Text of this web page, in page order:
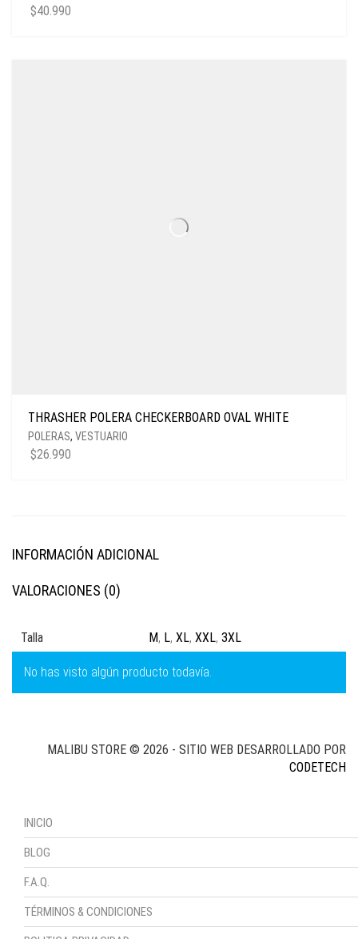
$40.990
THRASHER POLERA CHECKERBOARD OVAL WHITE
POLERAS, VESTUARIO
$26.990
INFORMACIÓN ADICIONAL
VALORACIONES (0)
Talla M, L, XL, XXL, 3XL
No has visto algún producto todavía.
INICIO
BLOG
F.A.Q.
TÉRMINOS & CONDICIONES
MALIBU STORE © 2026 - SITIO WEB DESARROLLADO POR
CODETECH